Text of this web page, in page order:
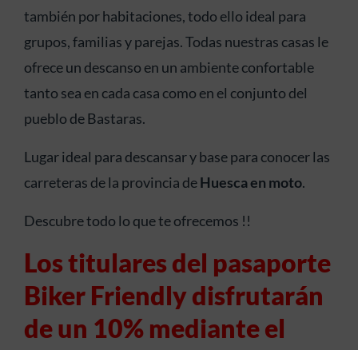
también por habitaciones, todo ello ideal para
grupos, familias y parejas. Todas nuestras casas le
ofrece un descanso en un ambiente confortable
tanto sea en cada casa como en el conjunto del
pueblo de Bastaras.
Lugar ideal para descansar y base para conocer las
carreteras de la provincia deHuesca en moto.
Descubre todo lo que te ofrecemos !!
Los titulares del pasaporte
Biker Friendly disfrutarán
de un 10% mediante el